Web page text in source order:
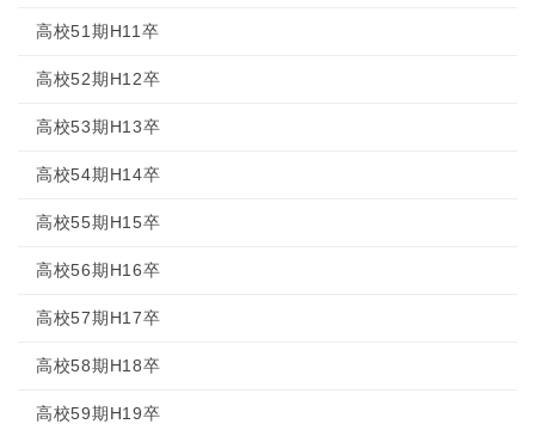
高校51期H11卒
高校52期H12卒
高校53期H13卒
高校54期H14卒
高校55期H15卒
高校56期H16卒
高校57期H17卒
高校58期H18卒
高校59期H19卒